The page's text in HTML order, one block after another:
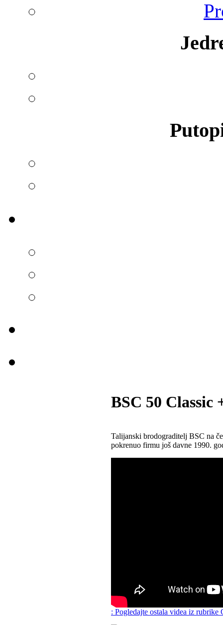
BSC 50 Classic
Talijanski brodograditelj BSC na
pokrenuo firmu još davne 1990.
: Pogledajte ostala videa iz rubrike